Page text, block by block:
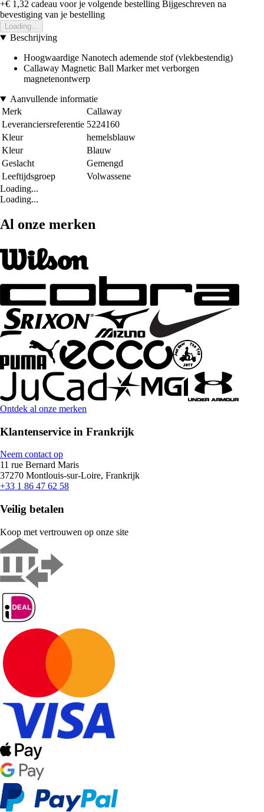
+€ 1,32 cadeau voor je volgende bestelling Bijgeschreven na
bevestiging van je bestelling
Loading...
Beschrijving
Hoogwaardige Nanotech ademende stof (vlekbestendig)
Callaway Magnetic Ball Marker met verborgen
magnetenontwerp
Aanvullende informatie
Merk
Callaway
Leveranciersreferentie 5224160
Kleur
hemelsblauw
Kleur
Blauw
Geslacht
Gemengd
Leeftijdsgroep
Volwassene
Loading...
Loading...
Al onze merken
Ontdek al onze merken
Klantenservice in Frankrijk
Neem contact op
11 rue Bernard Maris
37270 Montlouis-sur-Loire, Frankrijk
+33 1 86 47 62 58
Veilig betalen
Koop met vertrouwen op onze site